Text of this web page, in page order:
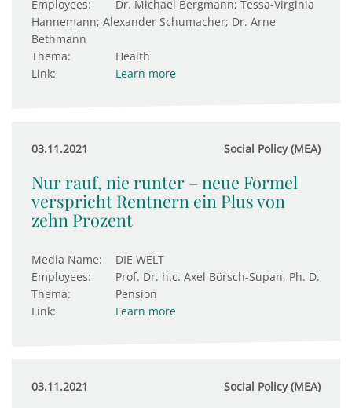
Employees:
Dr. Michael Bergmann; Tessa-Virginia
Hannemann; Alexander Schumacher; Dr. Arne
Bethmann
Thema:
Health
Link:
Learn more
03.11.2021 Social Policy (MEA)
Nur rauf, nie runter – neue Formel
verspricht Rentnern ein Plus von
zehn Prozent
Media Name:
DIE WELT
Employees:
Prof. Dr. h.c. Axel Börsch-Supan, Ph. D.
Thema:
Pension
Link:
Learn more
03.11.2021 Social Policy (MEA)